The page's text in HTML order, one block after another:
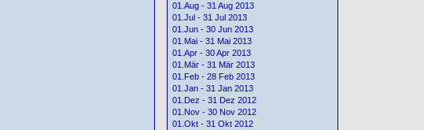
01.Aug - 31 Aug 2013
01.Jul - 31 Jul 2013
01.Jun - 30 Jun 2013
01.Mai - 31 Mai 2013
01.Apr - 30 Apr 2013
01.Mär - 31 Mär 2013
01.Feb - 28 Feb 2013
01.Jan - 31 Jan 2013
01.Dez - 31 Dez 2012
01.Nov - 30 Nov 2012
01.Okt - 31 Okt 2012